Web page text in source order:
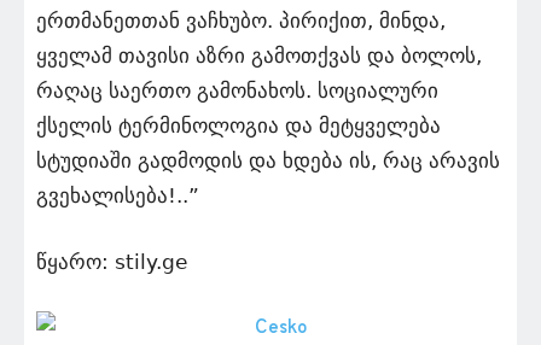
ერთმანეთთან ვაჩხუბო. პირიქით, მინდა,
ყველამ თავისი აზრი გამოთქვას და ბოლოს,
რაღაც საერთო გამონახოს. სოციალური
ქსელის ტერმინოლოგია და მეტყველება
სტუდიაში გადმოდის და ხდება ის, რაც არავის
გვეხალისება!..”
წყარო: stily.ge